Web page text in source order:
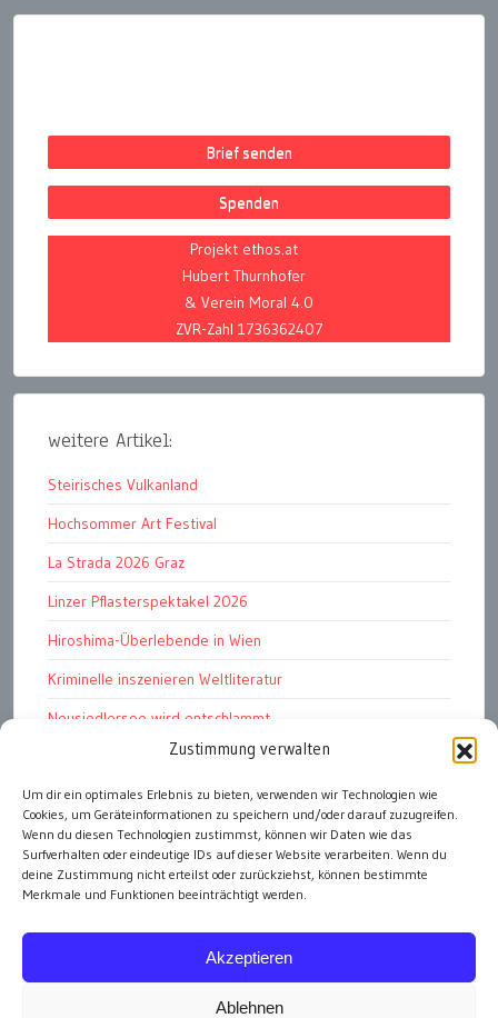
Zustimmung verwalten
Um dir ein optimales Erlebnis zu bieten, verwenden wir Technologien wie
Cookies, um Geräteinformationen zu speichern und/oder darauf zuzugreifen.
Wenn du diesen Technologien zustimmst, können wir Daten wie das
Surfverhalten oder eindeutige IDs auf dieser Website verarbeiten. Wenn du
deine Zustimmung nicht erteilst oder zurückziehst, können bestimmte
Merkmale und Funktionen beeinträchtigt werden.
Akzeptieren
Ablehnen
der
Brief senden
Spenden
Projekt ethos.at
Hubert Thurnhofer
& Verein Moral 4.0
ZVR-Zahl 1736362407
weitere Artikel:
Steirisches Vulkanland
Hochsommer Art Festival
La Strada 2026 Graz
Linzer Pflasterspektakel 2026
Hiroshima-Überlebende in Wien
Kriminelle inszenieren Weltliteratur
Neusiedlersee wird entschlammt
TKG wünscht besinnliches Weihnachtsfest
Fußball WM 2026: „historisch“
Die Wichtigen
alle Artikel